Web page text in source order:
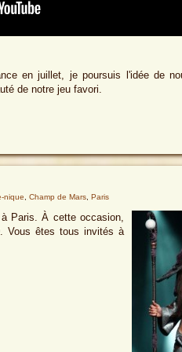
en juillet, je poursuis l'idée de
de notre jeu favori.
nique Champ de Mars Paris
Paris. À cette occasion,
Vous êtes tous invités à